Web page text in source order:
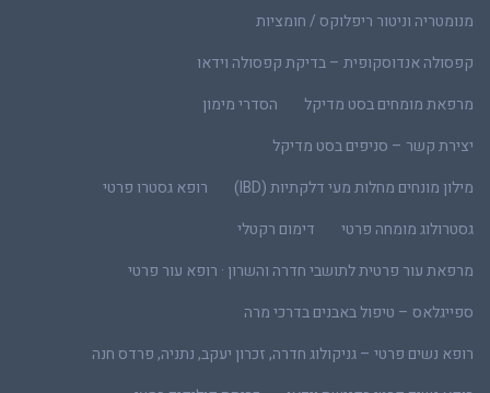
מנומטריה וניטור ריפלוקס / חומציות
קפסולה אנדוסקופית – בדיקת קפסולה וידאו
מרפאת מומחים בסט מדיקל
הסדרי מימון
יצירת קשר – סניפים בסט מדיקל
מילון מונחים מחלות מעי דלקתיות (IBD)
רופא גסטרו פרטי
גסטרולוג מומחה פרטי
דימום רקטלי
מרפאת עור פרטית לתושבי חדרה והשרון · רופא עור פרטי
ספייגלאס – טיפול באבנים בדרכי מרה
רופא נשים פרטי – גניקולוג חדרה, זכרון יעקב, נתניה, פרדס חנה